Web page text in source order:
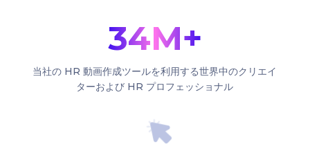
34M+
当社の HR 動画作成ツールを利用する世界中のクリエイ
ターおよび HR プロフェッショナル